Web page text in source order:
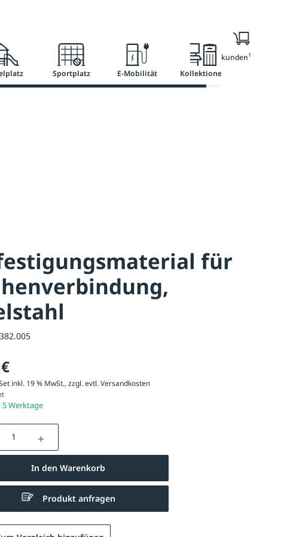
Sportplatz E-Mobilität Kollektionen
Nur für Geschäftskunden1
für
382.005
inkl. 19 % MwSt., zzgl. evtl.Versandkosten
5 Werktage
Anzahl: Gib den gewünschten Wert ein oder
In den Warenkorb
Produkt anfragen